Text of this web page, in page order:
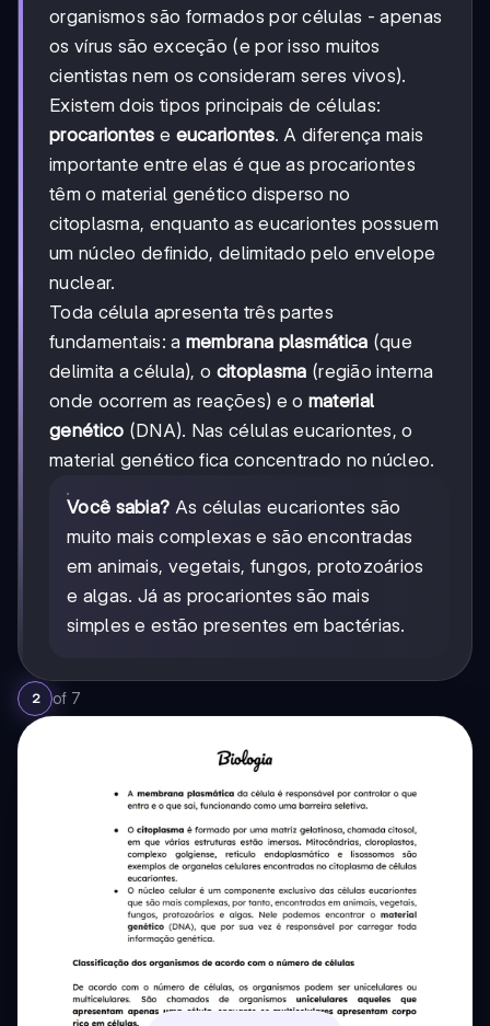
organismos são formados por células - apenas
os vírus são exceção (e por isso muitos
cientistas nem os consideram seres vivos).
Existem dois tipos principais de células:
procariontes e eucariontes. A diferença mais
importante entre elas é que as procariontes
têm o material genético disperso no
citoplasma, enquanto as eucariontes possuem
um núcleo definido, delimitado pelo envelope
nuclear.
Toda célula apresenta três partes
fundamentais: a membrana plasmática (que
delimita a célula), o citoplasma (região interna
onde ocorrem as reações) e o material
genético (DNA). Nas células eucariontes, o
material genético fica concentrado no núcleo.
Você sabia? As células eucariontes são
muito mais complexas e são encontradas
em animais, vegetais, fungos, protozoários
e algas. Já as procariontes são mais
simples e estão presentes em bactérias.
2 of 7